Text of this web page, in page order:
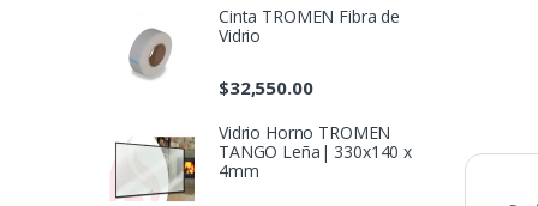
Cinta TROMEN Fibra de
Vidrio
$32,550.00
Vidrio Horno TROMEN
TANGO Leña| 330x140 x
4mm